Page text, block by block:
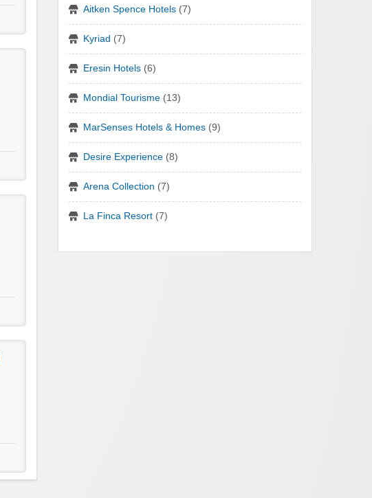
Aitken Spence Hotels (7)
Kyriad (7)
Eresin Hotels (6)
Mondial Tourisme (13)
MarSenses Hotels & Homes (9)
Desire Experience (8)
Arena Collection (7)
La Finca Resort (7)